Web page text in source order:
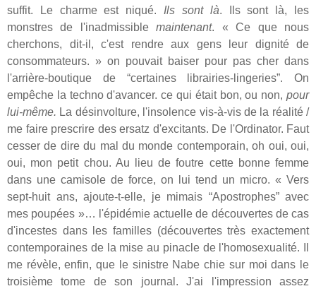
suffit. Le charme est niqué. Ils sont là. Ils sont là, les
monstres de l'inadmissiblemaintenant. « Ce que nous
cherchons, dit-il, c'est rendre aux gens leur dignité de
consommateurs. » on pouvait baiser pour pas cher dans
l'arrière-boutique de “certaines librairies-lingeries”. On
empêche la techno d'avancer. ce qui était bon, ou non, pour
lui-même. La désinvolture, l'insolence vis-à-vis de la réalité /
me faire prescrire des ersatz d'excitants. De l'Ordinator. Faut
cesser de dire du mal du monde contemporain, oh oui, oui,
oui, mon petit chou. Au lieu de foutre cette bonne femme
dans une camisole de force, on lui tend un micro. « Vers
sept-huit ans, ajoute-t-elle, je mimais “Apostrophes” avec
mes poupées »… l'épidémie actuelle de découvertes de cas
d'incestes dans les familles (découvertes très exactement
contemporaines de la mise au pinacle de l'homosexualité. Il
me révèle, enfin, que le sinistre Nabe chie sur moi dans le
troisième tome de son journal. J'ai l'impression assez